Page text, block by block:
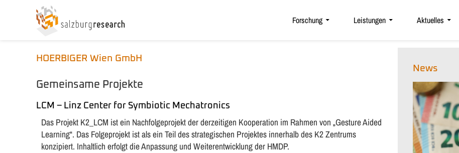
Forschung Leistungen Aktuelles
HOERBIGER Wien GmbH
Gemeinsame Projekte
LCM – Linz Center for Symbiotic Mechatronics
Das Projekt K2_LCM ist ein Nachfolgeprojekt der derzeitigen Kooperation im Rahmen von „Gesture Aided
Learning“. Das Folgeprojekt ist als ein Teil des strategischen Projektes innerhalb des K2 Zentrums
konzipiert. Inhaltlich erfolgt die Anpassung und Weiterentwicklung der HMDP.
News